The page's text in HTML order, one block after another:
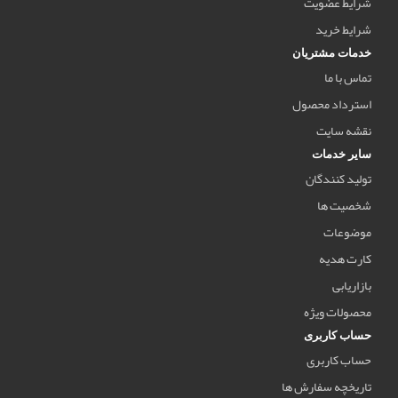
شرایط خرید
خدمات مشتریان
تماس با ما
استرداد محصول
نقشه سایت
سایر خدمات
تولید کنندگان
شخصیت ها
موضوعات
کارت هدیه
بازاریابی
محصولات ویژه
حساب کاربری
حساب کاربری
تاریخچه سفارش ها